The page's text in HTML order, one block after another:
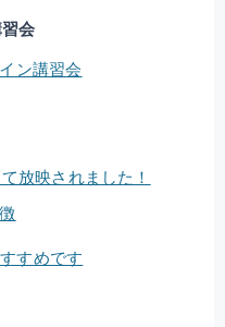
会
ン講習会
放映されました！
すめです